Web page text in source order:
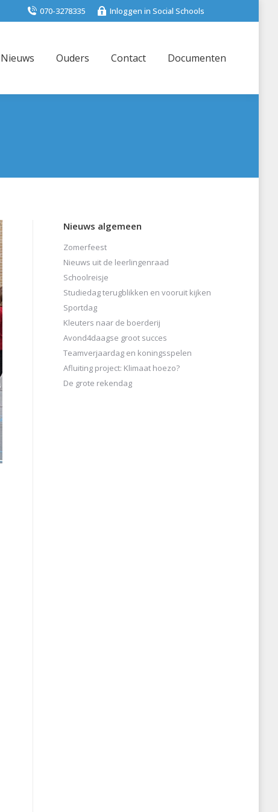
070-3278335 Inloggen in Social Schools
Nieuws Ouders Contact Documenten
Nieuws algemeen
Zomerfeest
Nieuws uit de leerlingenraad
Schoolreisje
Studiedag terugblikken en vooruit kijken
Sportdag
Kleuters naar de boerderij
Avond4daagse groot succes
Teamverjaardag en koningsspelen
Afluiting project: Klimaat hoezo?
De grote rekendag